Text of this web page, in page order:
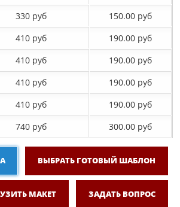
330 руб
150.00 руб
410 руб
190.00 руб
410 руб
190.00 руб
410 руб
190.00 руб
410 руб
190.00 руб
740 руб 300.00 руб
ВЫБРАТЬ ГОТОВЫЙ ШАБЛОН
МАКЕТ ЗАДАТЬ ВОПРОС